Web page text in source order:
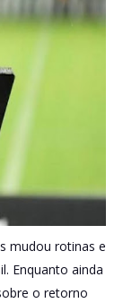
mudou rotinas e
Enquanto ainda
o retorno